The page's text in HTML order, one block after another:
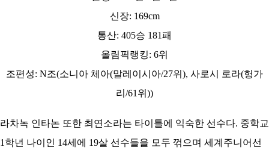
신장: 169cm
통산: 405승 181패
올림픽랭킹: 6위
조편성: N조(소니아 체아(말레이시아/27위), 사로시 로라(헝가
리/61위))
라차녹 인타논 또한 최연소라는 타이틀에 익숙한 선수다. 중학교
1학년 나이인 14세에 19살 선수들을 모두 꺾으며 세계주니어선